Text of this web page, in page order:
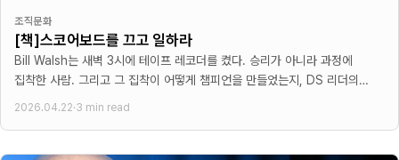
조직문화
[책]스코어보드를 끄고 일하라
Bill Walsh는 새벽 3시에 테이프 레코더를 켰다. 승리가 아니라 과정에
집착한 사람. 그리고 그 집착이 어떻게 챔피언을 만들었는지, DS 리더의
눈으로 읽었다.
2026.04.22·3 min read